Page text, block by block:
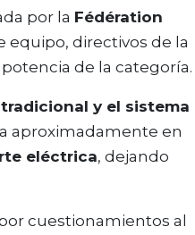
por la Fédération
equipo, directivos de la
de la categoría.
y el sistema
aproximadamente en
eléctrica, dejando
cuestionamientos al